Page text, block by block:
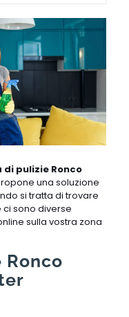
pulizie Ronco
una soluzione
si tratta di trovare
sono diverse
sulla vostra zona
Ronco